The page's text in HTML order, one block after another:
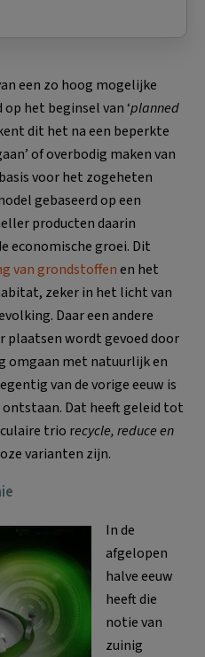
een zo hoog mogelijke
het beginsel van ‘planned
dit het na een beperkte
of overbodig maken van
voor het zogeheten
gebaseerd op een
producten daarin
economische groei. Dit
van grondstoffenen het
zeker in het licht van
Daar een andere
plaatsen wordt gevoed door
omgaan met natuurlijk en
van de vorige eeuw is
ontstaan. Dat heeft geleid tot
trio recycle, reduce en
varianten zijn.
In de
afgelopen
halve eeuw
heeft die
notie van
zuinig